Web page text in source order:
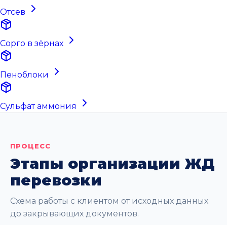
Отсев
Сорго в зёрнах
Пеноблоки
Сульфат аммония
ПРОЦЕСС
Этапы организации ЖД
перевозки
Схема работы с клиентом от исходных данных
до закрывающих документов.